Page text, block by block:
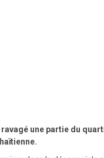
une partie du